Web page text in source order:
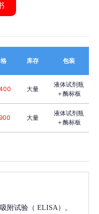
库存 包装
大量
液体试剂瓶
＋酶标板
大量
液体试剂瓶
＋酶标板
附试验（ ELISA）。